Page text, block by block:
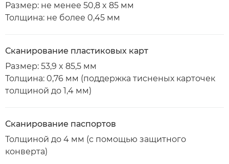
Размер: не менее 50,8 x 85 мм
Толщина: не более 0,45 мм
Сканирование пластиковых карт
Размер: 53,9 x 85,5 мм
Толщина: 0,76 мм (поддержка тисненых карточек
толщиной до 1,4 мм)
Сканирование паспортов
Толщиной до 4 мм (с помощью защитного
конверта)